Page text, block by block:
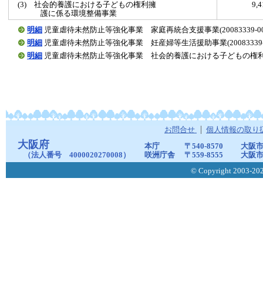
(3) 社会的養護における子どもの権利擁
護に係る環境整備事業
明細 児童虐待未然防止等強化事業 家庭再統合支援事業(20083339-
明細 児童虐待未然防止等強化事業 妊産婦等生活援助事業
明細 児童虐待未然防止等強化事業 社会的養護における子どもの権
お問合せ 個人情報の取り
大阪府
（法人番号 4000020270008）
本庁 〒540-8570
大阪
咲洲庁舎
〒559-8555
大阪
© Copyright 2003-